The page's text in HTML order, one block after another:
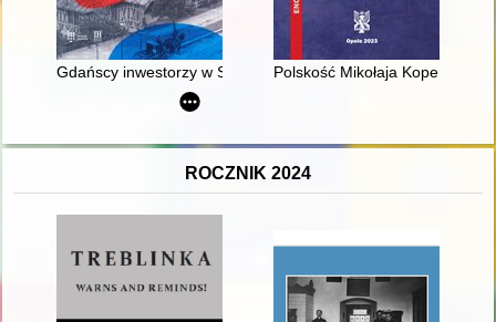
Gdańscy inwestorzy w Sopocie : prestiż finansowy i
Polskość Mikołaja Kopernika z
ROCZNIK 2024